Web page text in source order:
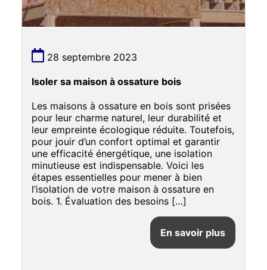
28 septembre 2023
Isoler sa maison à ossature bois
Les maisons à ossature en bois sont prisées
pour leur charme naturel, leur durabilité et
leur empreinte écologique réduite. Toutefois,
pour jouir d’un confort optimal et garantir
une efficacité énergétique, une isolation
minutieuse est indispensable. Voici les
étapes essentielles pour mener à bien
l’isolation de votre maison à ossature en
bois. 1. Évaluation des besoins […]
En savoir plus